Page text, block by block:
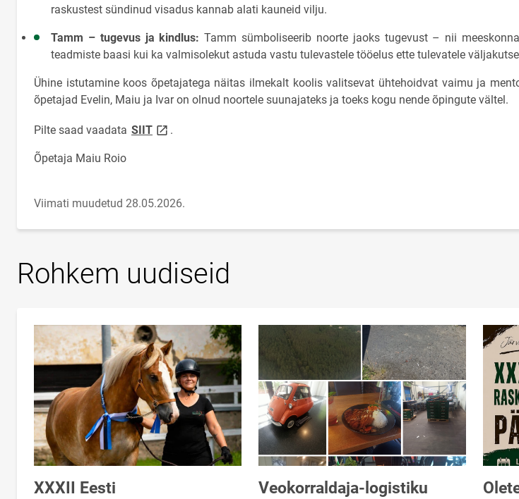
raskustest sündinud visadus kannab alati kauneid vilju.
Tamm – tugevus ja kindlus: Tamm sümboliseerib noorte jaoks tugevust – nii
teadmiste baasi kui ka valmisolekut astuda vastu tulevastele tööelus ette tulevatele
Ühine istutamine koos õpetajatega näitas ilmekalt koolis valitsevat ühtehoidvat vaimu ja
õpetajad Evelin, Maiu ja Ivar on olnud noortele suunajateks ja toeks kogu nende õpingute vältel.
Pilte saad vaadata SIITlink opens on new page
.
Õpetaja Maiu Roio
Viimati muudetud 28.05.2026.
Rohkem uudiseid
XXXII Eesti
Veokorraldaja-logistiku